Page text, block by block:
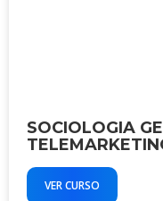
SOCIOLOGIA
VER CURSO